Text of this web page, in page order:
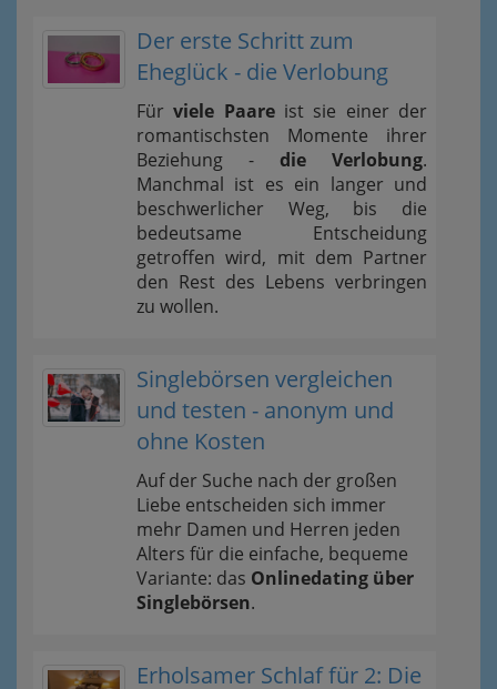
Der erste Schritt zum
Eheglück - die Verlobung
Fürviele Paareist sie einer der
romantischsten Momente ihrer
Beziehung - die Verlobung.
Manchmal ist es ein langer und
beschwerlicher Weg, bis die
bedeutsame Entscheidung
getroffen wird, mit dem Partner
den Rest des Lebens verbringen
zu wollen.
Singlebörsen vergleichen
und testen - anonym und
ohne Kosten
Auf der Suche nach der großen
Liebe entscheiden sich immer
mehr Damen und Herren jeden
Alters für die einfache, bequeme
Variante: das Onlinedating über
Singlebörsen.
Erholsamer Schlaf für 2: Die